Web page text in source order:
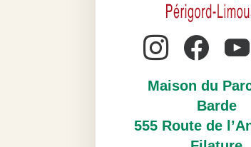
Maison du
Barde
555 Route de